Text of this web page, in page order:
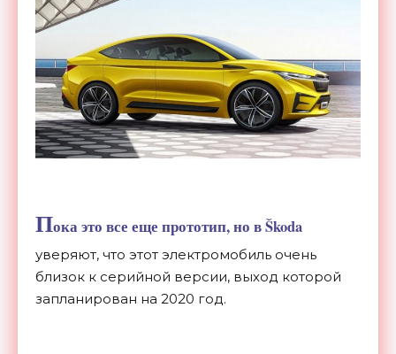
Пока это все еще прототип, но в Škoda
уверяют, что этот электромобиль очень
близок к серийной версии, выход которой
запланирован на 2020 год.